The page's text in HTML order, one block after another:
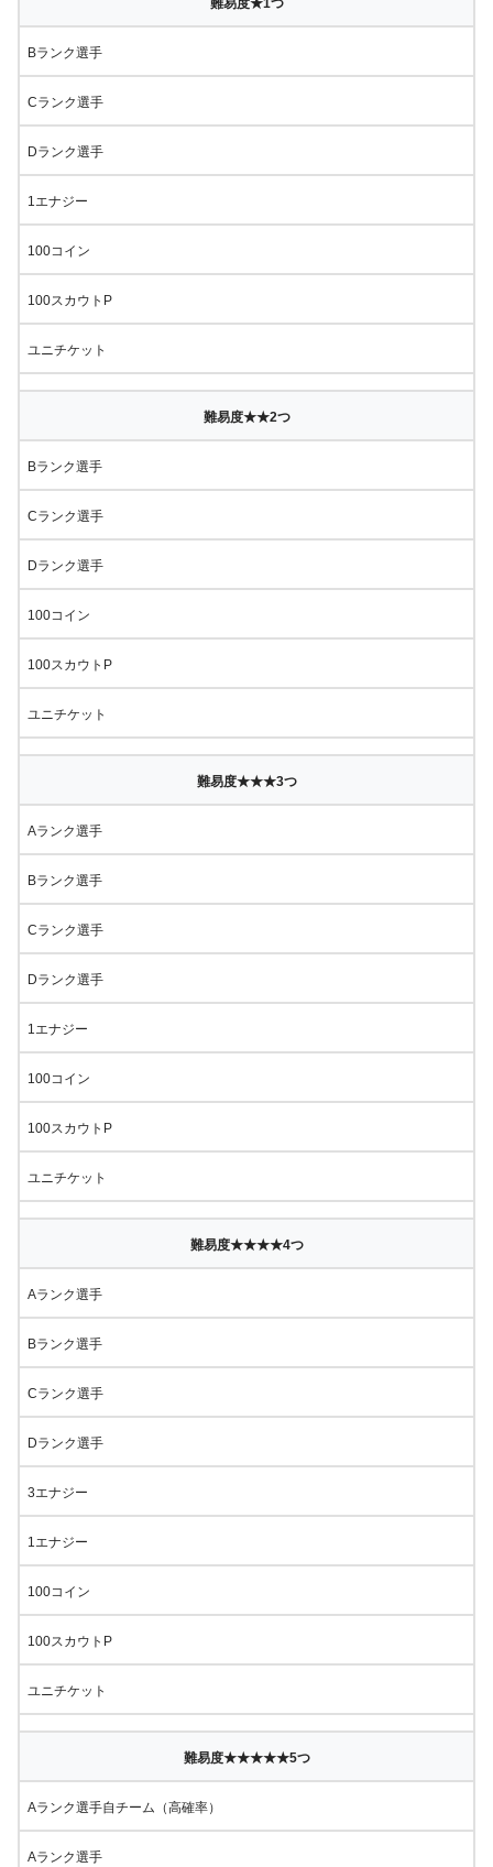
難易度★1つ
Bランク選手
Cランク選手
Dランク選手
1エナジー
100コイン
100スカウトP
ユニチケット
難易度★★2つ
Bランク選手
Cランク選手
Dランク選手
100コイン
100スカウトP
ユニチケット
難易度★★★3つ
Aランク選手
Bランク選手
Cランク選手
Dランク選手
1エナジー
100コイン
100スカウトP
ユニチケット
難易度★★★★4つ
Aランク選手
Bランク選手
Cランク選手
Dランク選手
3エナジー
1エナジー
100コイン
100スカウトP
ユニチケット
難易度★★★★★5つ
Aランク選手自チーム（高確率）
Aランク選手